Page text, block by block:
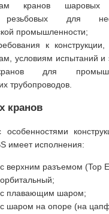
кранов шаровых
резьбовых для
промышленности;
к конструкции,
условиям испытаний и
для
трубопроводов.
кранов
особенностями
имеет исполнения:
верхним разъемом (Top
с плавающим шаром;
шаром на опоре (на